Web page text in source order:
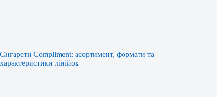
Сигарети Compliment: асортимент, формати та
характеристики лінійок